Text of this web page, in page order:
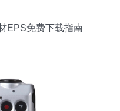
EPS免费下载指南